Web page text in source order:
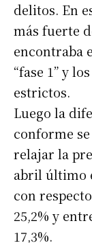
delitos. En
más fuerte
encontraba
“fase 1” y
estrictos.
Luego la
conforme
relajar la
abril último
con
25,2% y
17,3%.